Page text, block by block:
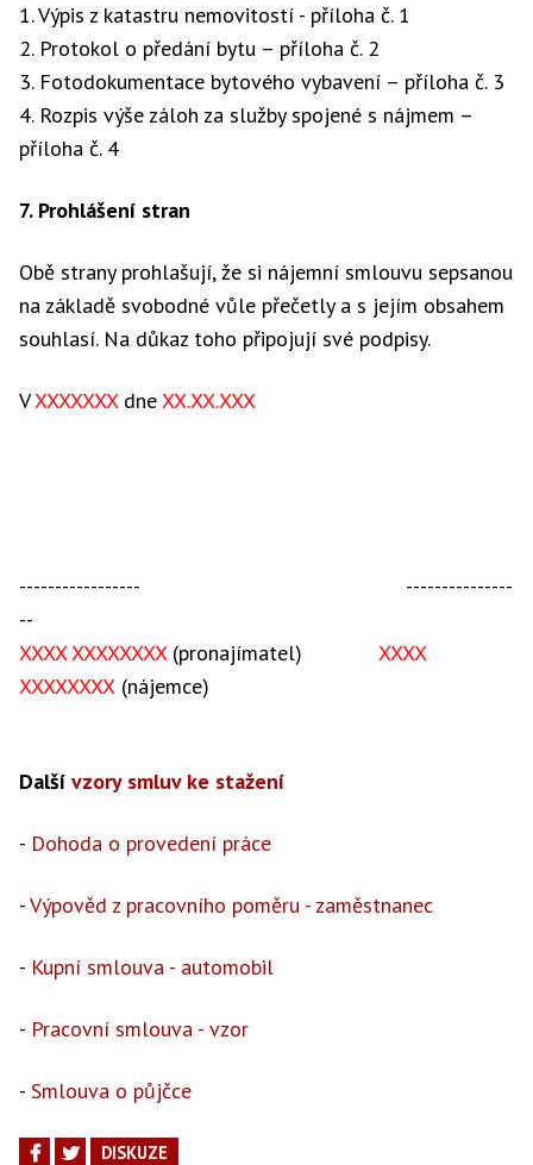
1. Výpis z katastru nemovitostí - příloha č. 1
2. Protokol o předání bytu – příloha č. 2
3. Fotodokumentace bytového vybavení – příloha č. 3
4. Rozpis výše záloh za služby spojené s nájmem –
příloha č. 4
7. Prohlášení stran
Obě strany prohlašují, že si nájemní smlouvu sepsanou
na základě svobodné vůle přečetly a s jejím obsahem
souhlasí. Na důkaz toho připojují své podpisy.
VXXXXXXXdneXX.XX.XXX
----------------- ---------------
--
XXXX XXXXXXXX(pronajímatel) XXXX
XXXXXXXX (nájemce)
Další vzory smluv ke stažení
- Dohoda o provedení práce
-Výpověd z pracovního poměru - zaměstnanec
- Kupní smlouva - automobil
- Pracovní smlouva - vzor
- Smlouva o půjčce
DISKUZE